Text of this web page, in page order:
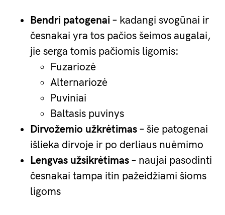
Bendri patogenai – kadangi svogūnai ir
česnakai yra tos pačios šeimos augalai,
jie serga tomis pačiomis ligomis:
Fuzariozė
Alternariozė
Puviniai
Baltasis puvinys
Dirvožemio užkrėtimas – šie patogenai
išlieka dirvoje ir po derliaus nuėmimo
Lengvas užsikrėtimas – naujai pasodinti
česnakai tampa itin pažeidžiami šioms
ligoms